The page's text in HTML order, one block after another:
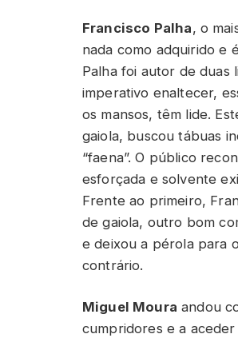
Francisco Palha, o
nada como adquirido e
Palha foi autor de duas
imperativo enaltecer,
os mansos, têm lide.
gaiola, buscou tábuas
“faena”. O público
esforçada e solvente
Frente ao primeiro,
de gaiola, outro bom
e deixou a pérola para
contrário.
Miguel Moura andou
cumpridores e a